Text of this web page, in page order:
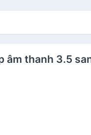
thanh 3.5